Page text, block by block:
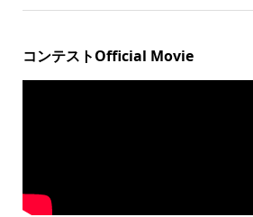
コンテストOfficial Movie